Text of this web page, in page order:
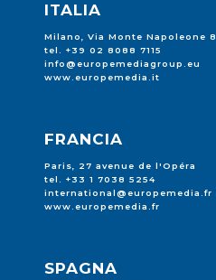
ITALIA
Milano, Via Monte Napoleone 8
tel. +39 02 8088 7115
info@europemediagroup.eu
www.europemedia.it
FRANCIA
Paris, 27 avenue de l'Opéra
tel. +33 1 7038 5254
international@europemedia.fr
www.europemedia.fr
SPAGNA